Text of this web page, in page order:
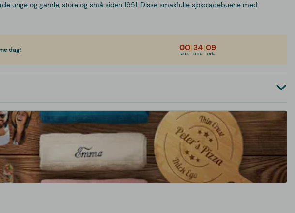
unge og gamle, store og små siden 1951. Disse smakfulle sjokoladebuene med
dag! 00
tim.
|34
min.
|09
sek.